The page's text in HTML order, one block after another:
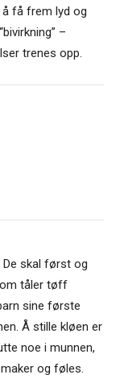
få frem lyd og
–
trenes opp.
De skal først og
tåler tøff
sine første
Å stille kløen er
noe i munnen,
og føles.